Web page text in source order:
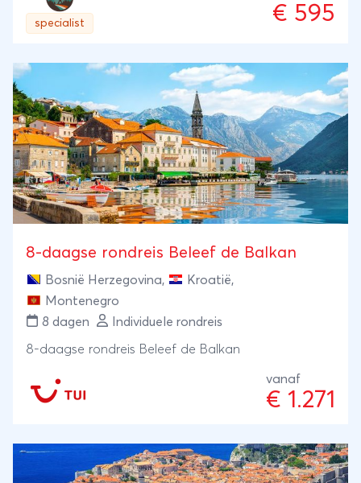
van onze Montenegro Multisport avonturen speelt
zich af in de bergen van Durmitor. Vanuit een
tofste Outdoor-opties die dit gebergte heeft te
bieden aaneen tot een episch geheel. Op deze 6-
daagse actieve trip ga je raften op de parelblauw
Tara, zwier je aan en zipline over een diepe kloof,
werk je je in het zweet op een e-MTB'en, beklim je
een epische piek en waag je je aan een prachtige
klettersteig.Nog niet genoeg actie voor jou?
Combineer deze trip met Deel II voor een zeer
een heerlijk basis aan het meer van Skadar ga je
kajakken over de rivier Moraca en over het meer,
mountainbiken, varen over de prachtige rivier die
het meer voedt, zeekajakken langs de klifkusten van
Petrovac en als uitsmijter staat er nog een sublieme
specialist € 595
8-daagse rondreis Beleef de Balkan
Bosnië Herzegovina, Kroatië,
Montenegro
8 dagen
Individuele rondreis
8-daagse rondreis Beleef de Balkan
vanaf
€ 1.271